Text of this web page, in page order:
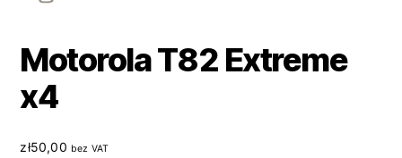
Motorola T82 Extreme
x4
zł50,00 bez VAT